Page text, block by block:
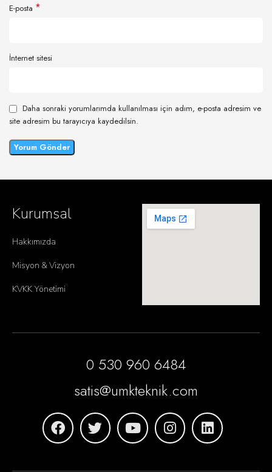
E-posta *
İnternet sitesi
Daha sonraki yorumlarımda kullanılması için adım, e-posta adresim ve
site adresim bu tarayıcıya kaydedilsin.
Kurumsal
Hakkımızda
Misyon & Vizyon
KVKK Yönetimi
0 530 960 6484
satis@umkteknik.com